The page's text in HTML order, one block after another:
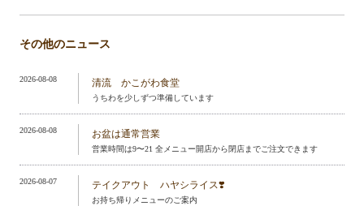
その他のニュース
2026-08-08 清流 かこがわ食堂
うちわを少しずつ準備しています
2026-08-08 お盆は通常営業
営業時間は9〜21 全メニュー開店から閉店までご注文できます
2026-08-07 テイクアウト ハヤシライス❣️
お持ち帰りメニューのご案内